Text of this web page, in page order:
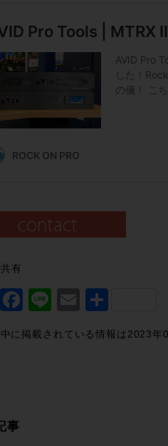
有
Facebook
LineEmail
に掲載されている情報は2023年
事